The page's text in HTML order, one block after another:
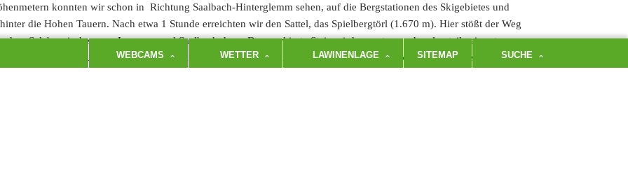
konnten wir schon in Richtung Saalbach-Hinterglemm sehen, auf die Bergstationen des Skigebietes und
die Hohen Tauern. Nach etwa 1 Stunde erreichten wir den Sattel, das Spielbergtörl (1.670 m). Hier stößt der Weg
dem Salzburgischen von Leogang und Saalbach dazu. Der markierte Steig wird nun etwas schmaler, teilweise etwas
aber gut zu begehen, machmal mussten wir auch Hand anlegen. Wunderbare Ausblicke auf die Bergwelt der
WEBCAMS WETTER LAWINENLAGE SITEMAP SUCHE